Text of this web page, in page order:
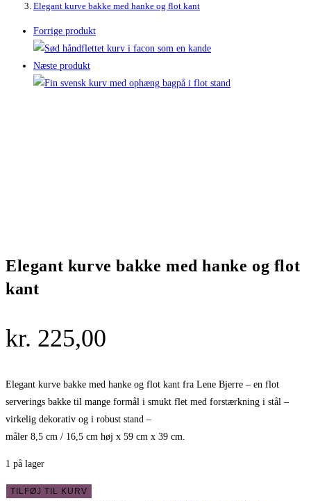
Elegant kurve bakke med hanke og flot kant
Forrige produkt
Næste produkt
Elegant kurve bakke med hanke og flot
kant
kr. 225,00
Elegant kurve bakke med hanke og flot kant fra Lene Bjerre – en flot
serverings bakke til mange formål i smukt flet med forstærkning i stål –
virkelig dekorativ og i robust stand –
måler 8,5 cm / 16,5 cm høj x 59 cm x 39 cm.
1 på lager
Elegant
TILFØJ TIL KURV